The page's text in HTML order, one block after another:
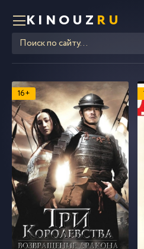
KINOUZ RU
16+